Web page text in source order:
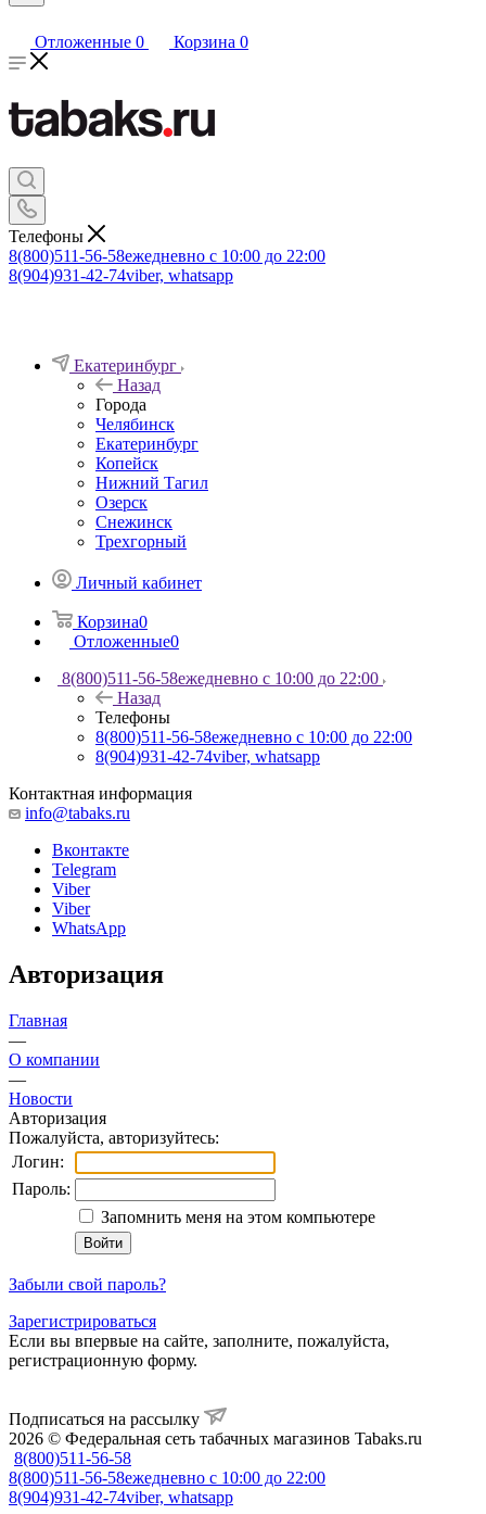
Отложенные 0 Корзина 0
Телефоны
8(800)511-56-58ежедневно с 10:00 до 22:00
8(904)931-42-74viber, whatsapp
Екатеринбург
Назад
Города
Челябинск
Екатеринбург
Копейск
Нижний Тагил
Озерск
Снежинск
Трехгорный
Личный кабинет
Корзина0
Отложенные0
8(800)511-56-58ежедневно с 10:00 до 22:00
Назад
Телефоны
8(800)511-56-58ежедневно с 10:00 до 22:00
8(904)931-42-74viber, whatsapp
Контактная информация
info@tabaks.ru
Вконтакте
Telegram
Viber
Viber
WhatsApp
Авторизация
Главная
—
О компании
—
Новости
Авторизация
Пожалуйста, авторизуйтесь:
Логин:
Пароль:
Запомнить меня на этом компьютере
Забыли свой пароль?
Зарегистрироваться
Если вы впервые на сайте, заполните, пожалуйста,
регистрационную форму.
Подписаться на рассылку
2026 © Федеральная сеть табачных магазинов Tabaks.ru
8(800)511-56-58
8(800)511-56-58ежедневно с 10:00 до 22:00
8(904)931-42-74viber, whatsapp